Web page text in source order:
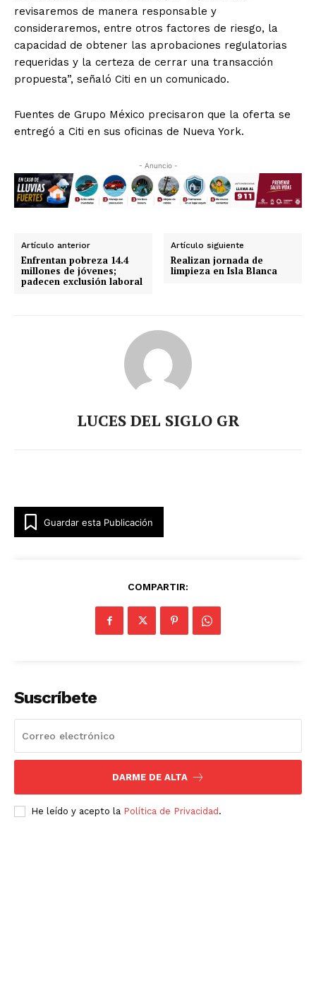
revisaremos de manera responsable y
consideraremos, entre otros factores de riesgo, la
capacidad de obtener las aprobaciones regulatorias
requeridas y la certeza de cerrar una transacción
propuesta”, señaló Citi en un comunicado.
Fuentes de Grupo México precisaron que la oferta se
entregó a Citi en sus oficinas de Nueva York.
- Anuncio -
Artículo anterior
Enfrentan pobreza 14.4
millones de jóvenes;
padecen exclusión laboral
Artículo siguiente
Realizan jornada de
limpieza en Isla Blanca
LUCES DEL SIGLO GR
Guardar esta Publicación
COMPARTIR:
Suscríbete
DARME DE ALTA
He leído y acepto la Política de Privacidad .